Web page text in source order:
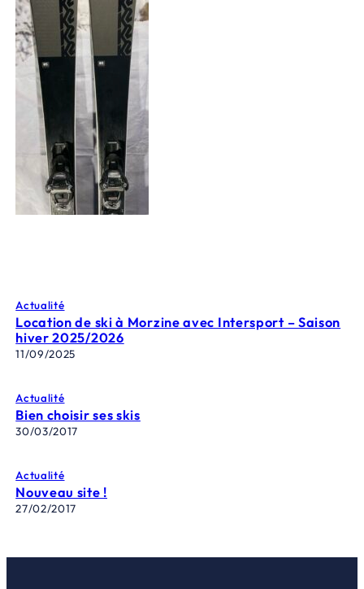
Actualité
Location de ski à Morzine avec Intersport – Saison
hiver 2025/2026
11/09/2025
Actualité
Bien choisir ses skis
30/03/2017
Actualité
Nouveau site !
27/02/2017